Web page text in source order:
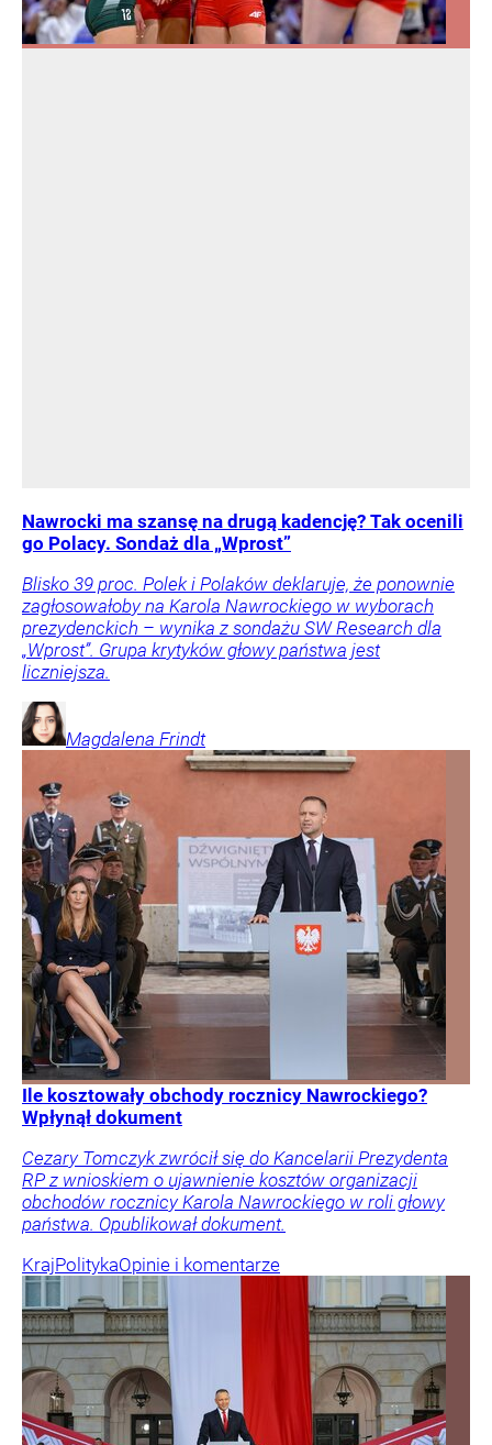
Nawrocki ma szansę na drugą kadencję? Tak ocenili
go Polacy. Sondaż dla „Wprost”
Blisko 39 proc. Polek i Polaków deklaruje, że ponownie
zagłosowałoby na Karola Nawrockiego w wyborach
prezydenckich – wynika z sondażu SW Research dla
„Wprost”. Grupa krytyków głowy państwa jest
liczniejsza.
Magdalena Frindt
Ile kosztowały obchody rocznicy Nawrockiego?
Wpłynął dokument
Cezary Tomczyk zwrócił się do Kancelarii Prezydenta
RP z wnioskiem o ujawnienie kosztów organizacji
obchodów rocznicy Karola Nawrockiego w roli głowy
państwa. Opublikował dokument.
KrajPolitykaOpinie i komentarze